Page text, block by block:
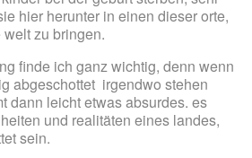
hier herunter in einen dieser orte,
zu bringen.
finde ich ganz wichtig, denn wenn
abgeschottet irgendwo stehen
dann leicht etwas absurdes. es
und realitäten eines landes,
sein.